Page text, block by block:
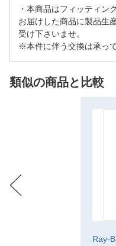
・本商品はフィッティン
お届けした商品に製品生
受け下さいませ。
※本件に伴う交換は承っ
類似の商品と比較
Ray-